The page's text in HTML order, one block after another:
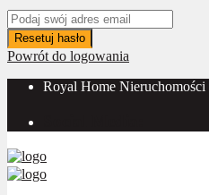
Resetuj hasło
Powrót do logowania
Royal Home Nieruchomości